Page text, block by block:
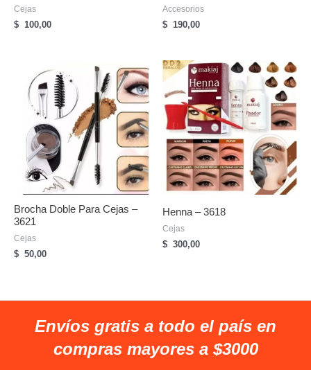
Cejas
$ 100,00
Accesorios
$ 190,00
Brocha Doble Para Cejas –
3621
Cejas
$ 50,00
Henna – 3618
Cejas
$ 300,00
Envíos gratis a todo el país en
compras mayores a $3000